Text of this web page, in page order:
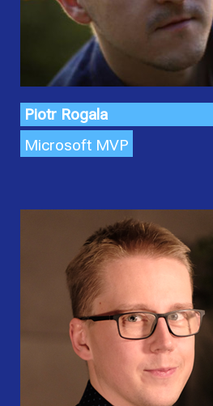
Piotr Rogala
Microsoft MVP